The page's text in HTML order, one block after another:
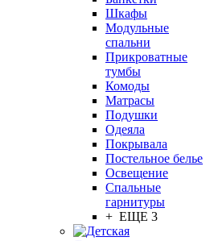
Шкафы
Модульные
спальни
Прикроватные
тумбы
Комоды
Матрасы
Подушки
Одеяла
Покрывала
Постельное белье
Освещение
Спальные
гарнитуры
+ ЕЩЕ 3